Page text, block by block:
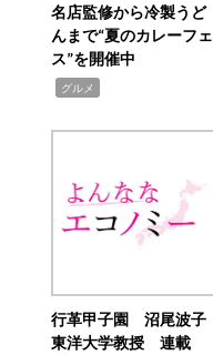
名店監修から冷製うど
んまで“夏のカレーフェ
ス”を開催中
グルメ
行革甲子園 沼尾波子
東洋大学教授 連載